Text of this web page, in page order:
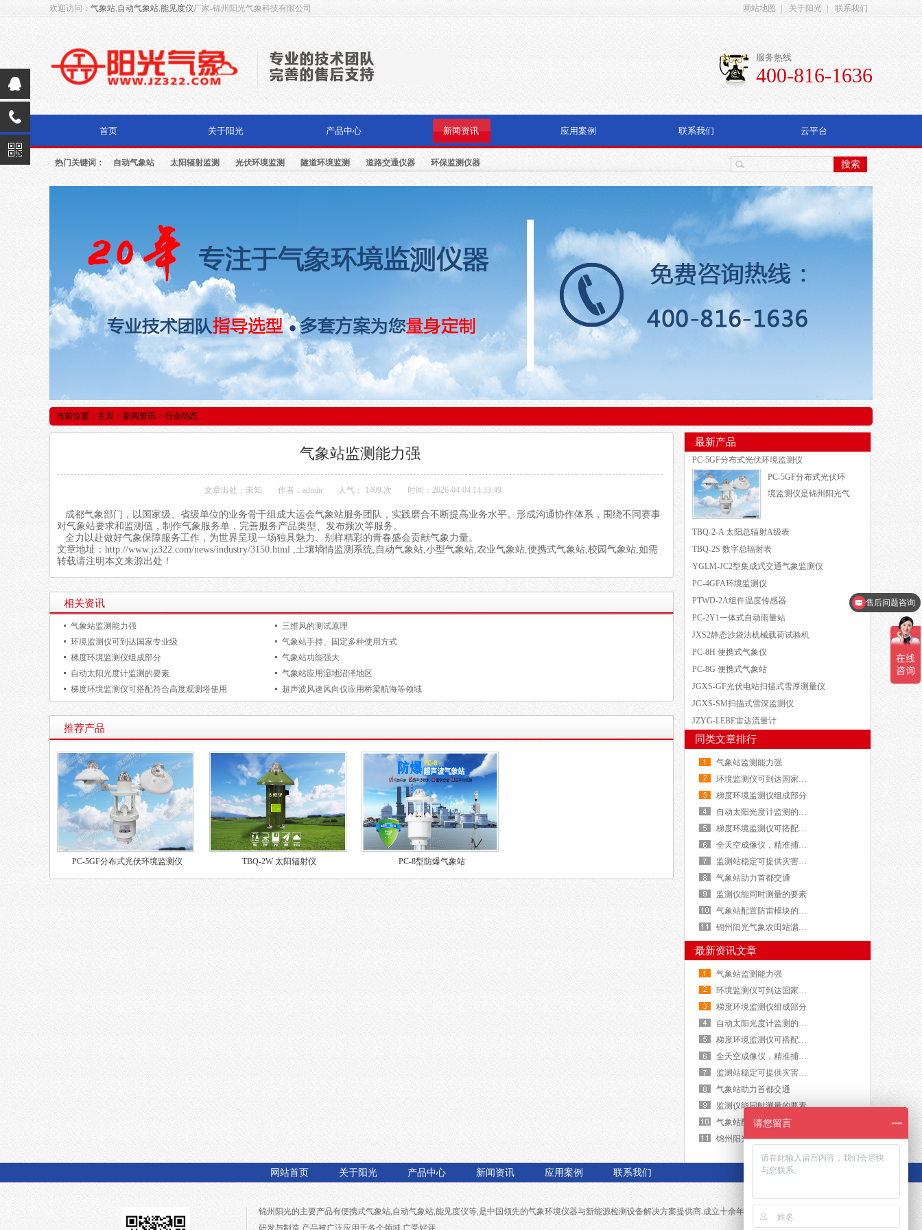
欢迎访问： 气象站,自动气象站,能见度仪厂家-锦州阳光气象科技有限公司 网站地图 关于阳光 联系我们
服务热线
400-816-1636
首页 关于阳光 产品中心 新闻资讯 应用案例 联系我们 云平台
搜索
热门关键词： 自动气象站 太阳辐射监测 光伏环境监测 隧道环境监测 道路交通仪器 环保监测仪器
当前位置： 主页 > 新闻资讯 > 行业动态
气象站监测能力强
文章出处：未知 作者：admin 人气： 1409 次 时间：2026-04-04 14:33:49
成都气象部门，以国家级、省级单位的业务骨干组成大运会气象站 服务团队，实践磨合不断提高业务水平。形成沟通协作体系，围绕不同赛事
对气象站要求和监测值，制作气象服务单，完善服务产品类型、发布频次等服务。
全力以赴做好气象保障服务工作，为世界呈现一场独具魅力、别样精彩的青春盛会贡献气象力量。
文章地址： http://www.jz322.com/news/industry/3150.html
,土壤墒情监测系统,自动气象站,小型气象站,农业气象站,便携式气象站,校园气象站;如需
转载请注明本文来源出处！
相关资讯
气象站监测能力强
三维风的测试原理
环境监测仪可到达国家专业级
气象站手持、固定多种使用方式
梯度环境监测仪组成部分
气象站功能强大
自动太阳光度计监测的要素
气象站应用湿地沼泽地区
梯度环境监测仪可搭配符合高度观测塔使用
超声波风速风向仪应用桥梁航海等领域
推荐产品
PC-5GF分布式光伏环境监测仪 TBQ-2W 太阳辐射仪 PC-8型防爆气象站
最新产品
PC-5GF分布式光伏环境监测仪
PC-5GF分布式光伏环
境监测仪是锦州阳光气
TBQ-2-A 太阳总辐射A级表
TBQ-2S 数字总辐射表
YGLM-JC2型集成式交通气象监测仪
PC-4GFA环境监测仪
PTWD-2A组件温度传感器
PC-2Y1一体式自动雨量站
JXS2静态沙袋法机械载荷试验机
PC-8H 便携式气象仪
PC-8G 便携式气象站
JGXS-GF光伏电站扫描式雪厚测量仪
JGXS-SM扫描式雪深监测仪
JZYG-LEBE雷达流量计
同类文章排行
气象站监测能力强
梯度环境监测仪组成部分
梯度环境监测仪可搭配符合高度观测塔使用
全天空成像仪，精准捕捉云量变化！
监测站稳定可提供灾害预警信息
气象站助力首都交通
监测仪能同时测量的要素
锦州阳光气象农田站满足监测标准要求
最新资讯文章
气象站监测能力强
梯度环境监测仪组成部分
梯度环境监测仪可搭配符合高度观测塔使用
全天空成像仪，精准捕捉云量变化！
监测站稳定可提供灾害预警信息
气象站助力首都交通
监测仪能同时测量的要素
锦州阳光气象农田站满足监测标准要求
网站首页 关于阳光 产品中心 新闻资讯 应用案例 联系我们
锦州阳光的主要产品有便携式气象站 自动气象站 能见度仪等,是中国领先的气象环境仪器与新能源检测设备解决方案提供商.成立十余年,始终致力于 校园气象站
研发与制造,产品被广泛应用于各个领域,广受好评.
售后问题咨询
请您留言